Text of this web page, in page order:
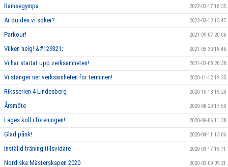
Bamsegympa 2022-03-17 18:35
Är du den vi söker? 2022-03-12 13:47
Parkour! 2021-09-07 20:06
Vilken helg! &#129321; 2021-05-30 18:46
Vi har startat upp verksamheten! 2021-02-08 20:38
Vi stänger ner verksamheten för terminen! 2020-11-12 19:35
Riksserien 4 Lindesberg 2020-10-18 15:20
Årsmöte 2020-08-20 17:50
Läges koll i föreningen! 2020-06-06 11:38
Glad påsk! 2020-04-11 13:06
Inställd träning tillsvidare 2020-03-17 15:11
Nordiska Mästerskapen 2020 2020-03-09 09:21